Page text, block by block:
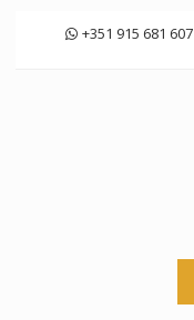
+351 915 681 607